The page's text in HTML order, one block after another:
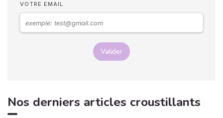
VOTRE EMAIL
Valider
Nos derniers articles croustillants